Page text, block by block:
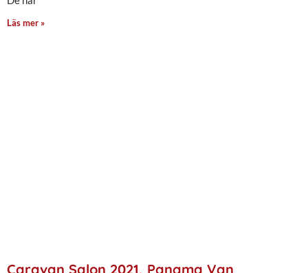
Läs mer »
Caravan Salon 2021, Panama Van